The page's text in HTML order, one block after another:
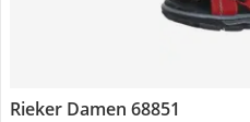
Rieker Damen 68851